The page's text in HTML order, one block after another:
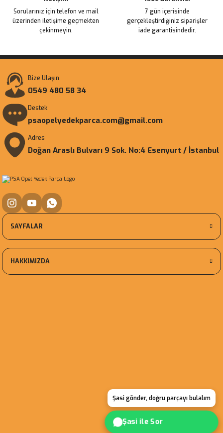
Sorularınız için telefon ve mail
üzerinden iletişime geçmekten
çekinmeyin.
7 gün içerisinde
gerçekleştirdiğiniz siparişler
iade garantisindedir.
Bize Ulaşın
0549 480 58 34
Destek
psaopelyedekparca.com@gmail.com
Adres
Doğan Araslı Bulvarı 9 Sok. No:4 Esenyurt / İstanbul
Şasi gönder, doğru parçayı bulalım
Şasi ile Sor
SAYFALAR
HAKKIMIZDA